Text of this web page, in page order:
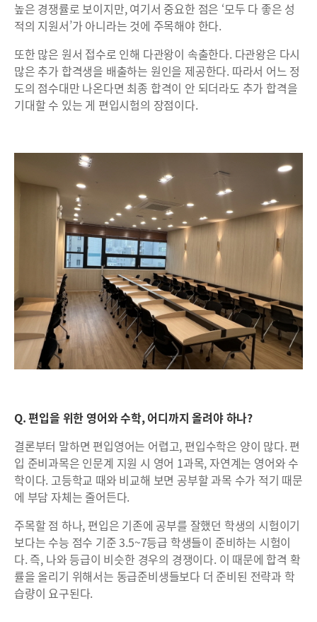
높은 경쟁률로 보이지만, 여기서 중요한 점은 ‘모두 다 좋은 성
적의 지원서’가 아니라는 것에 주목해야 한다.
또한 많은 원서 접수로 인해 다관왕이 속출한다. 다관왕은 다시
많은 추가 합격생을 배출하는 원인을 제공한다. 따라서 어느 정
도의 점수대만 나온다면 최종 합격이 안 되더라도 추가 합격을
기대할 수 있는 게 편입시험의 장점이다.
Q. 편입을 위한 영어와 수학, 어디까지 올려야 하나?
결론부터 말하면 편입영어는 어렵고, 편입수학은 양이 많다. 편
입 준비과목은 인문계 지원 시 영어 1과목, 자연계는 영어와 수
학이다. 고등학교 때와 비교해 보면 공부할 과목 수가 적기 때문
에 부담 자체는 줄어든다.
주목할 점 하나, 편입은 기존에 공부를 잘했던 학생의 시험이기
보다는 수능 점수 기준 3.5~7등급 학생들이 준비하는 시험이
다. 즉, 나와 등급이 비슷한 경우의 경쟁이다. 이 때문에 합격 확
률을 올리기 위해서는 동급준비생들보다 더 준비된 전략과 학
습량이 요구된다.